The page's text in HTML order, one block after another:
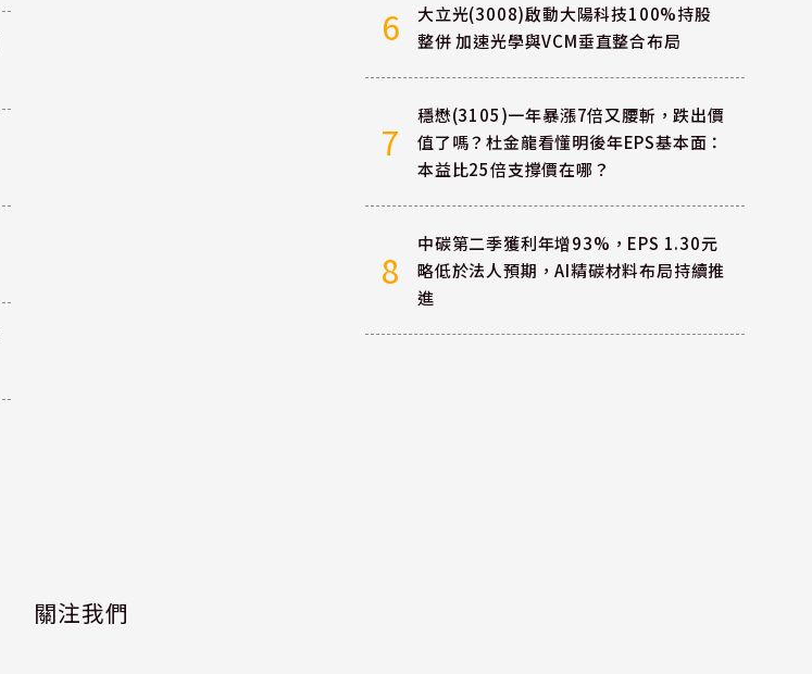
6
大立光(3008)啟動大陽科技100%持股
整併 加速光學與VCM垂直整合布局
7
穩懋(3105)一年暴漲7倍又腰斬，跌出價
值了嗎？杜金龍看懂明後年EPS基本面：
本益比25倍支撐價在哪？
8
中碳第二季獲利年增93%，EPS 1.30元
略低於法人預期，AI精碳材料布局持續推
進
關注我們